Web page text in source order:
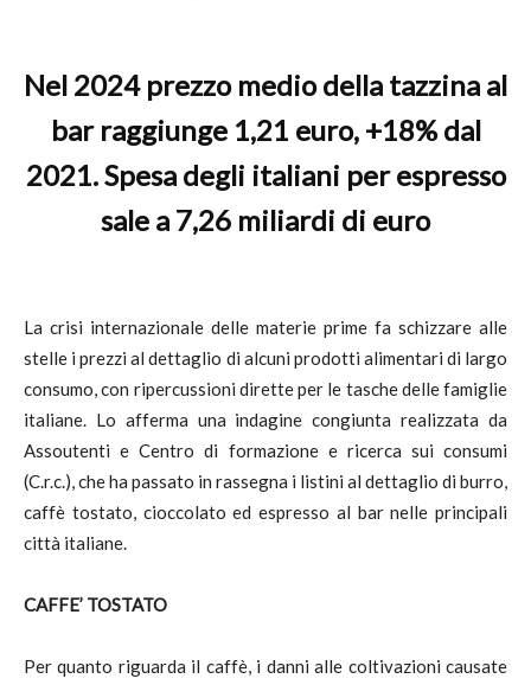
Nel 2024 prezzo medio della tazzina al
bar raggiunge 1,21 euro, +18% dal
2021. Spesa degli italiani per espresso
sale a 7,26 miliardi di euro
La crisi internazionale delle materie prime fa schizzare alle
stelle i prezzi al dettaglio di alcuni prodotti alimentari di largo
consumo, con ripercussioni dirette per le tasche delle famiglie
italiane. Lo afferma una indagine congiunta realizzata da
Assoutenti e Centro di formazione e ricerca sui consumi
(C.r.c.), che ha passato in rassegna i listini al dettaglio di burro,
caffè tostato, cioccolato ed espresso al bar nelle principali
città italiane.
CAFFE’ TOSTATO
Per quanto riguarda il caffè, i danni alle coltivazioni causate